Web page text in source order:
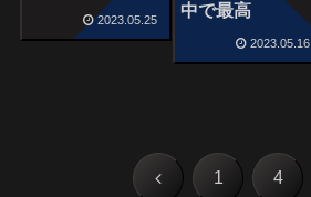
2023.05.25
中で最高
2023.05.16
前 1 4